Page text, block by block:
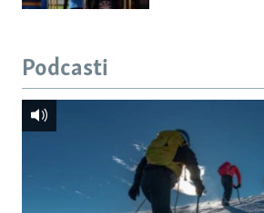
Podcasti